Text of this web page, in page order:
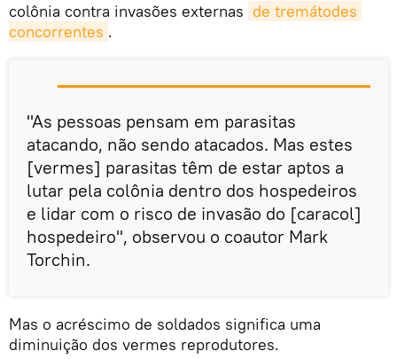
colônia contra invasões externas de tremátodes
concorrentes .
"As pessoas pensam em parasitas
atacando, não sendo atacados. Mas estes
[vermes] parasitas têm de estar aptos a
lutar pela colônia dentro dos hospedeiros
e lidar com o risco de invasão do [caracol]
hospedeiro", observou o coautor Mark
Torchin.
Mas o acréscimo de soldados significa uma
diminuição dos vermes reprodutores.